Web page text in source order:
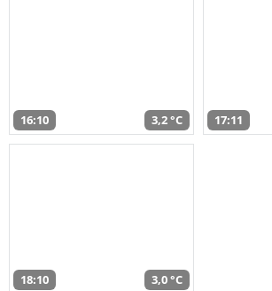
16:10 3,2 °C 17:11
18:10 3,0 °C